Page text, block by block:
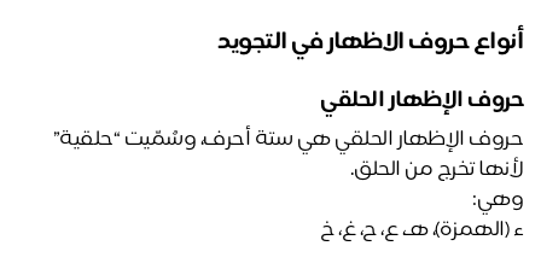
حروف الاظهار في التجويد
الإظهار الحلقي
حروف الإظهار الحلقي هي ستة أحرف، وسُمّيت “حلقية”
تخرج من الحلق.
هـ، ع، ح، غ، خ